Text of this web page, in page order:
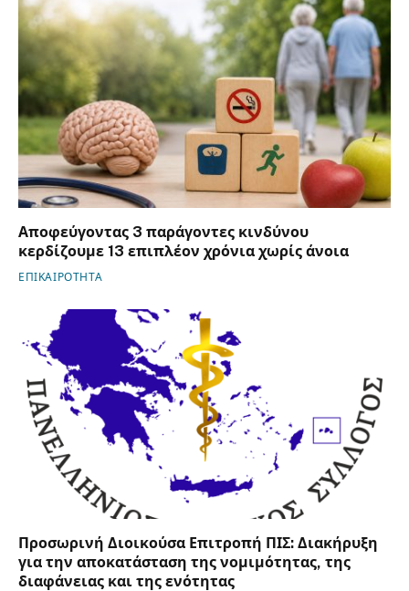
Αποφεύγοντας 3 παράγοντες κινδύνου
κερδίζουμε 13 επιπλέον χρόνια χωρίς άνοια
ΕΠΙΚΑΙΡΟΤΗΤΑ
Προσωρινή Διοικούσα Επιτροπή ΠΙΣ: Διακήρυξη
για την αποκατάσταση της νομιμότητας, της
διαφάνειας και της ενότητας